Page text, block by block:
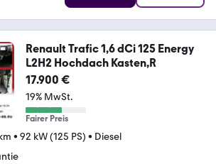
Renault Trafic 1,6 dCi 125 Energy
L2H2 Hochdach Kasten,R
17.900 €
19% MwSt.
Fairer Preis
• 92 kW (125 PS) • Diesel